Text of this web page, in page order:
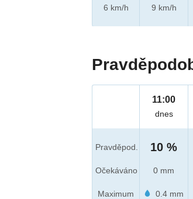
6 km/h
9 km/h
Pravděpod.
Očekáváno
Maximum
11:00
dnes
10 %
0 mm
0.4 mm